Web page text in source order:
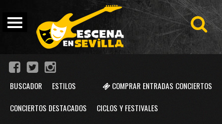
COMPRAR ENTRADAS CONCIERTOS
BUSCADOR ESTILOS
CONCIERTOS DESTACADOS CICLOS Y FESTIVALES